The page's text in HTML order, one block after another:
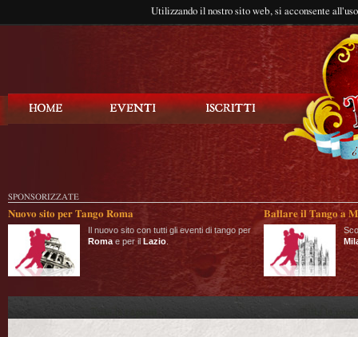
Utilizzando il nostro sito web, si acconsente
SPONSORIZZATE
Nuovo sito per Tango Roma
Il nuovo sito con tutti gli eventi di tango per
Roma e per il Lazio
Ballare il Tango a